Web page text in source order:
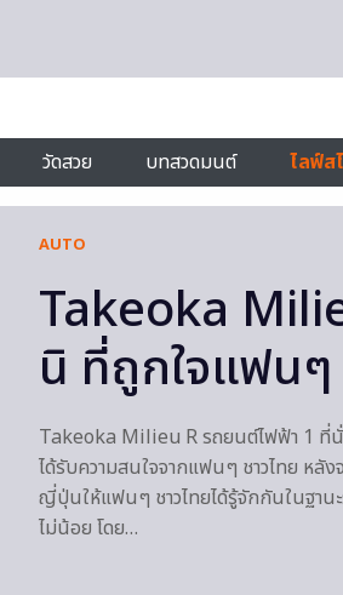
วัดสวย บทสวดมนต์ ไลฟ์ส
AUTO
Takeoka
นิ ที่ถูกใจแฟนๆ
Takeoka Milieu R รถยนต์ไฟฟ้า 1 ที่
ได้รับความสนใจจากแฟนๆ ชาวไทย หลั
ญี่ปุ่นให้แฟนๆ ชาวไทยได้รู้จักกันในฐาน
ไม่น้อย โดย…